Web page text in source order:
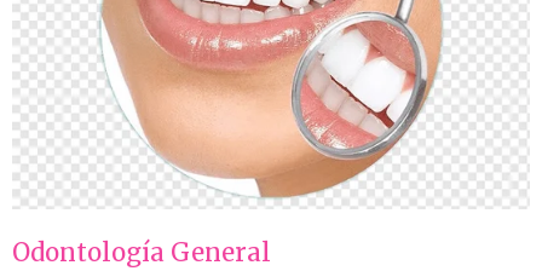
Odontología General